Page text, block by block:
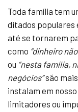
Toda família tem
ditados populares
até se tornarem
como “dinheiro
ou “nesta família,
negócios”são
instalam em
limitadores ou